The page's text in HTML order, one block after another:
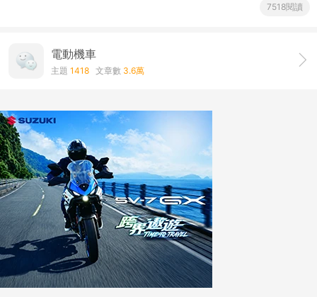
7518閱讀
電動機車
主題 1418 文章數 3.6萬